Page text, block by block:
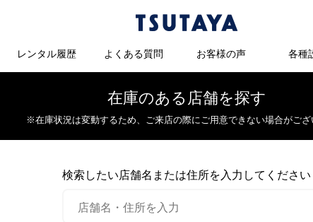
レンタル履歴 よくある質問 お客様の声 各種
在庫のある店舗を探す
※在庫状況は変動するため、 ご来店の際にご用意できない場合がござ
検索したい店舗名または住所を入力してください